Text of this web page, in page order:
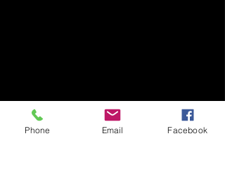
Phone Email Facebook